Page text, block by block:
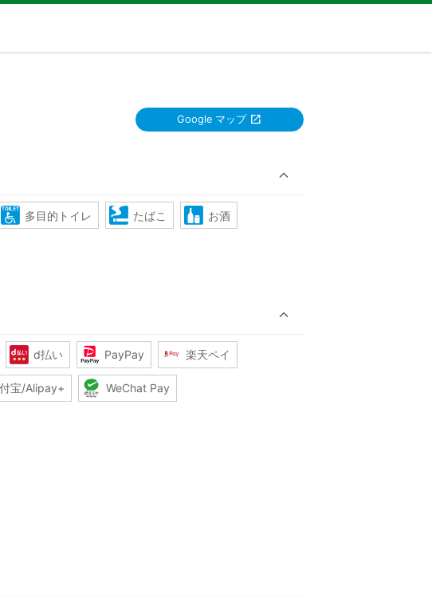
Google マップ
多目的トイレ たばこ お酒
d払い PayPay 楽天ペイ
宝/Alipay+ WeChat Pay